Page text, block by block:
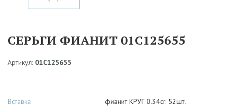
СЕРЬГИ ФИАНИТ 01С125655
Артикул: 01С125655
Вставка
фианит КРУГ 0.34cr. 52шт.